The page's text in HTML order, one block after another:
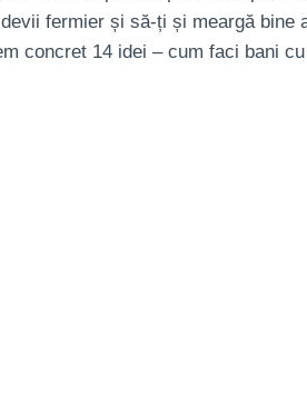
fermier și să-ți și meargă bine
concret 14 idei – cum faci bani